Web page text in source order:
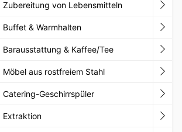
Zubereitung von Lebensmitteln
Buffet & Warmhalten
Barausstattung & Kaffee/Tee
Möbel aus rostfreiem Stahl
Catering-Geschirrspüler
Extraktion